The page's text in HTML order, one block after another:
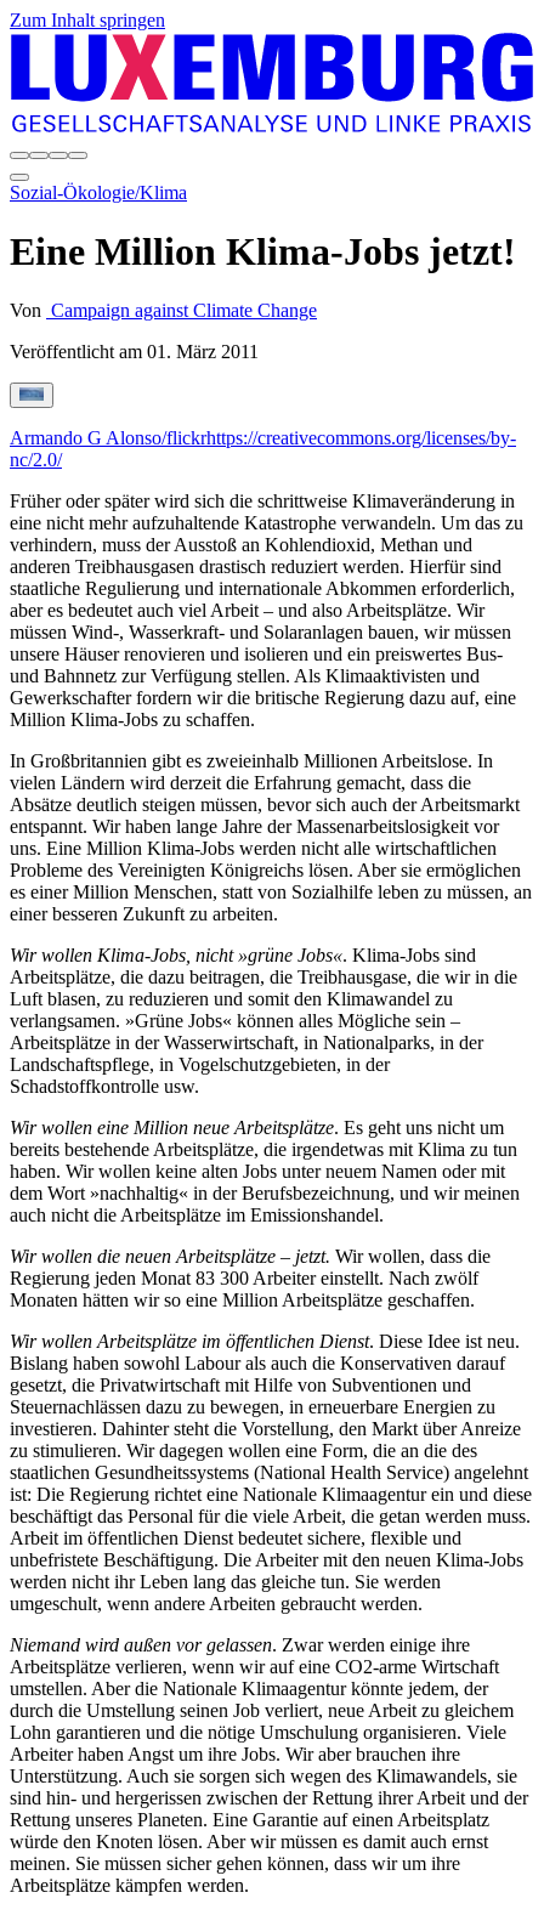
Zum Inhalt springen
Sozial-Ökologie/Klima
Eine Million Klima-Jobs jetzt!
Von Campaign against Climate Change
Veröffentlicht am 01. März 2011
Armando G Alonso/flickrhttps://creativecommons.org/licenses/by-
nc/2.0/
Früher oder später wird sich die schrittweise Klimaveränderung in
eine nicht mehr aufzuhaltende Katastrophe verwandeln. Um das zu
verhindern, muss der Ausstoß an Kohlendioxid, Methan und
anderen Treibhausgasen drastisch reduziert werden. Hierfür sind
staatliche Regulierung und internationale Abkommen erforderlich,
aber es bedeutet auch viel Arbeit – und also Arbeitsplätze. Wir
müssen Wind-, Wasserkraft- und Solaranlagen bauen, wir müssen
unsere Häuser renovieren und isolieren und ein preiswertes Bus-
und Bahnnetz zur Verfügung stellen. Als Klimaaktivisten und
Gewerkschafter fordern wir die britische Regierung dazu auf, eine
Million Klima-Jobs zu schaffen.
In Großbritannien gibt es zweieinhalb Millionen Arbeitslose. In
vielen Ländern wird derzeit die Erfahrung gemacht, dass die
Absätze deutlich steigen müssen, bevor sich auch der Arbeitsmarkt
entspannt. Wir haben lange Jahre der Massenarbeitslosigkeit vor
uns. Eine Million Klima-Jobs werden nicht alle wirtschaftlichen
Probleme des Vereinigten Königreichs lösen. Aber sie ermöglichen
es einer Million Menschen, statt von Sozialhilfe leben zu müssen, an
einer besseren Zukunft zu arbeiten.
Wir wollen Klima-Jobs, nicht »grüne Jobs«. Klima-Jobs sind
Arbeitsplätze, die dazu beitragen, die Treibhausgase, die wir in die
Luft blasen, zu reduzieren und somit den Klimawandel zu
verlangsamen. »Grüne Jobs« können alles Mögliche sein –
Arbeitsplätze in der Wasserwirtschaft, in Nationalparks, in der
Landschaftspflege, in Vogelschutzgebieten, in der
Schadstoffkontrolle usw.
Wir wollen eine Million neue Arbeitsplätze. Es geht uns nicht um
bereits bestehende Arbeitsplätze, die irgendetwas mit Klima zu tun
haben. Wir wollen keine alten Jobs unter neuem Namen oder mit
dem Wort »nachhaltig« in der Berufsbezeichnung, und wir meinen
auch nicht die Arbeitsplätze im Emissionshandel.
Wir wollen die neuen Arbeitsplätze – jetzt. Wir wollen, dass die
Regierung jeden Monat 83 300 Arbeiter einstellt. Nach zwölf
Monaten hätten wir so eine Million Arbeitsplätze geschaffen.
Wir wollen Arbeitsplätze im öffentlichen Dienst. Diese Idee ist neu.
Bislang haben sowohl Labour als auch die Konservativen darauf
gesetzt, die Privatwirtschaft mit Hilfe von Subventionen und
Steuernachlässen dazu zu bewegen, in erneuerbare Energien zu
investieren. Dahinter steht die Vorstellung, den Markt über Anreize
zu stimulieren. Wir dagegen wollen eine Form, die an die des
staatlichen Gesundheitssystems (National Health Service) angelehnt
ist: Die Regierung richtet eine Nationale Klimaagentur ein und diese
beschäftigt das Personal für die viele Arbeit, die getan werden muss.
Arbeit im öffentlichen Dienst bedeutet sichere, flexible und
unbefristete Beschäftigung. Die Arbeiter mit den neuen Klima-Jobs
werden nicht ihr Leben lang das gleiche tun. Sie werden
umgeschult, wenn andere Arbeiten gebraucht werden.
Niemand wird außen vor gelassen. Zwar werden einige ihre
Arbeitsplätze verlieren, wenn wir auf eine CO2-arme Wirtschaft
umstellen. Aber die Nationale Klimaagentur könnte jedem, der
durch die Umstellung seinen Job verliert, neue Arbeit zu gleichem
Lohn garantieren und die nötige Umschulung organisieren. Viele
Arbeiter haben Angst um ihre Jobs. Wir aber brauchen ihre
Unterstützung. Auch sie sorgen sich wegen des Klimawandels, sie
sind hin- und hergerissen zwischen der Rettung ihrer Arbeit und der
Rettung unseres Planeten. Eine Garantie auf einen Arbeitsplatz
würde den Knoten lösen. Aber wir müssen es damit auch ernst
meinen. Sie müssen sicher gehen können, dass wir um ihre
Arbeitsplätze kämpfen werden.